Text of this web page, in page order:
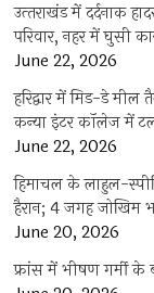
उत्‍तराखंड में दर्दनाक
परिवार, नहर में घुसी
June 22, 2026
हरिद्वार में मिड-डे
कन्या इंटर कॉलेज में
June 22, 2026
हिमाचल के लाहुल-
हैरान; 4 जगह जोखिम
June 20, 2026
फ्रांस में भीषण गर्मी